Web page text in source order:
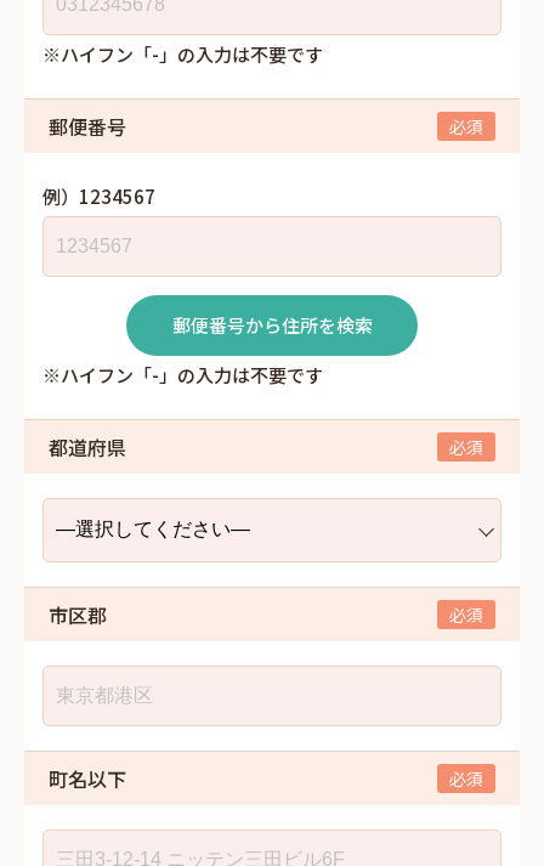
※ハイフン「-」の入力は不要です
郵便番号
例）1234567
郵便番号から住所を検索
※ハイフン「-」の入力は不要です
都道府県
市区郡
町名以下